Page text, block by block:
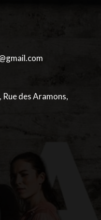
des Aramons,